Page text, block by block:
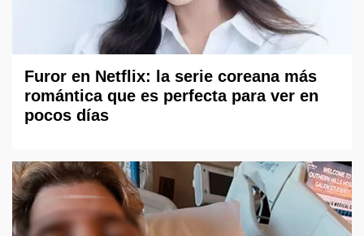
Furor en Netflix: la serie coreana más
romántica que es perfecta para ver en
pocos días